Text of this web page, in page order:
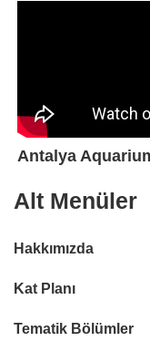
Antalya
Alt Menüler
Hakkımızda
Kat Planı
Tematik Bölümler